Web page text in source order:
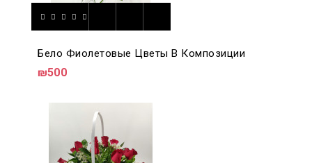
Бело Фиолетовые Цветы В Композиции
₪500